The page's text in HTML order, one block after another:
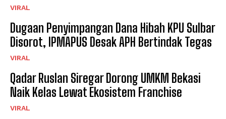
VIRAL
Dugaan Penyimpangan Dana Hibah KPU Sulbar
Disorot, IPMAPUS Desak APH Bertindak Tegas
VIRAL
Qadar Ruslan Siregar Dorong UMKM Bekasi
Naik Kelas Lewat Ekosistem Franchise
VIRAL